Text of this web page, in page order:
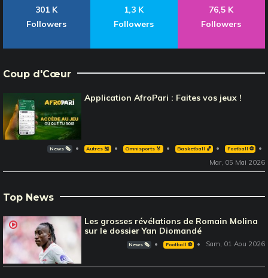
301 K
Followers
1,3 K
Followers
76,5 K
Followers
Coup d'Cœur
Application AfroPari : Faites vos jeux !
News 🗞️ Autres 🎽 Omnisports 🏅 Basketball 🏀 Football ⚽️
Mar, 05 Mai 2026
Top News
Les grosses révélations de Romain Molina
sur le dossier Yan Diomandé
News 🗞️ Football ⚽️ Sam, 01 Aou 2026